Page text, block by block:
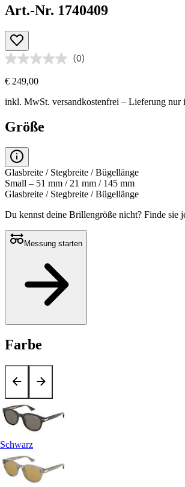
Art.-Nr. 1740409
(0)
€ 249,00
inkl. MwSt. versandkostenfrei – Lieferung nur
Größe
Glasbreite / Stegbreite / Bügellänge
Small – 51 mm / 21 mm / 145 mm
Glasbreite / Stegbreite / Bügellänge
Du kennst deine Brillengröße nicht? Finde sie
Messung starten
Farbe
Schwarz